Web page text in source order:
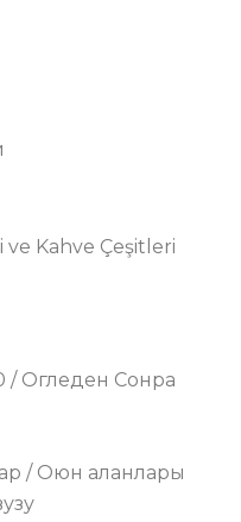
ve Kahve Çeşitleri
/ Огледен Сонра
/ Оюн аланлары